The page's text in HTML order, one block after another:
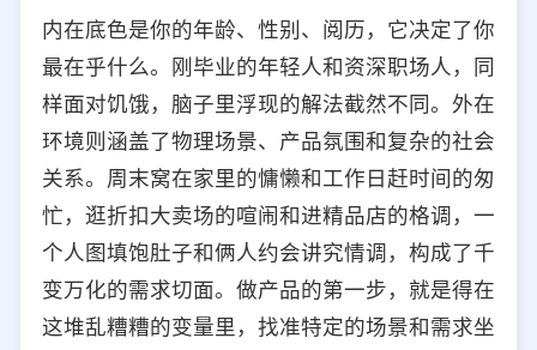
内在底色是你的年龄、性别、阅历，它决定了你
最在乎什么。刚毕业的年轻人和资深职场人，同
样面对饥饿，脑子里浮现的解法截然不同。外在
环境则涵盖了物理场景、产品氛围和复杂的社会
关系。周末窝在家里的慵懒和工作日赶时间的匆
忙，逛折扣大卖场的喧闹和进精品店的格调，一
个人图填饱肚子和俩人约会讲究情调，构成了千
变万化的需求切面。做产品的第一步，就是得在
这堆乱糟糟的变量里，找准特定的场景和需求坐